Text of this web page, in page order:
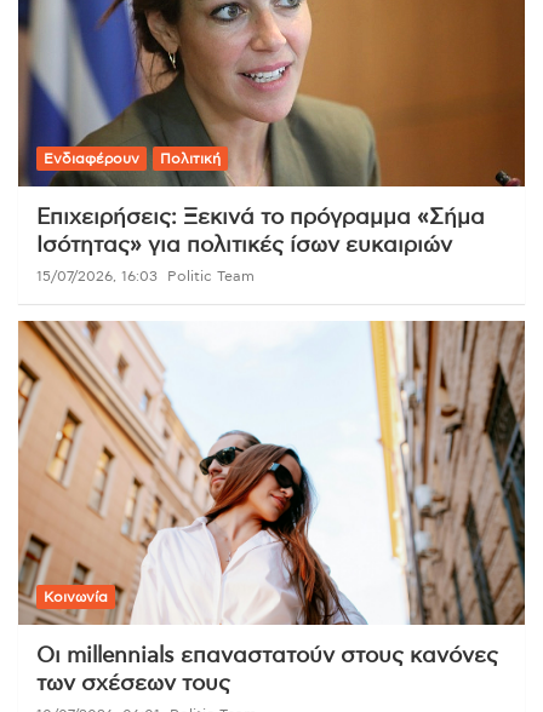
Ενδιαφέρουν Πολιτική
Επιχειρήσεις: Ξεκινά το πρόγραμμα «Σήμα
Ισότητας» για πολιτικές ίσων ευκαιριών
15/07/2026, 16:03 Politic Team
Κοινωνία
Οι millennials επαναστατούν στους κανόνες
των σχέσεων τους